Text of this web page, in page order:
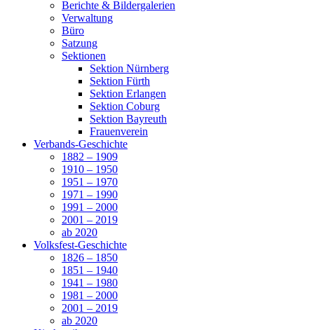
Berichte & Bildergalerien
Verwaltung
Büro
Satzung
Sektionen
Sektion Nürnberg
Sektion Fürth
Sektion Erlangen
Sektion Coburg
Sektion Bayreuth
Frauenverein
Verbands-Geschichte
1882 – 1909
1910 – 1950
1951 – 1970
1971 – 1990
1991 – 2000
2001 – 2019
ab 2020
Volksfest-Geschichte
1826 – 1850
1851 – 1940
1941 – 1980
1981 – 2000
2001 – 2019
ab 2020